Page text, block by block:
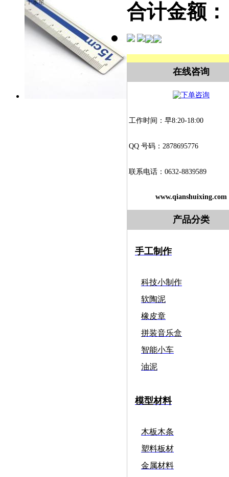
合计金额：
在线咨询
工作时间：早8:20-18:00
QQ 号码：2878695776
联系电话：0632-8839589
www.qianshuixing.com
产品分类
手工制作
科技小制作
软陶泥
橡皮章
拼装音乐盒
智能小车
油泥
模型材料
木板木条
塑料板材
金属材料